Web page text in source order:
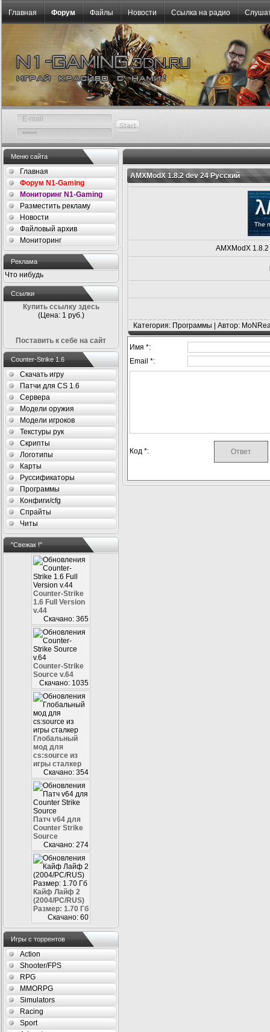
Главная Форум Файлы Новости Ссылка на радио
Меню сайта
Главная
Форум N1-Gaming
Мониторинг N1-Gaming
Разместить рекламу
Новости
Файловый архив
Мониторинг
Реклама
Что нибудь
Ссылки
Купить ссылку здесь
(Цена: 1 руб.)
Поставить к себе на сайт
Counter-Strike 1.6
Скачать игру
Патчи для CS 1.6
Сервера
Модели оружия
Модели игроков
Текстуры рук
Скрипты
Логотипы
Карты
Руссификаторы
Программы
Конфиги/cfg
Спрайты
Читы
"Свежак !"
Counter-Strike
1.6 Full Version
v.44
Скачано: 365
Counter-Strike
Source v.64
Скачано: 1035
Глобальный
мод для
cs:source из
игры сталкер
Скачано: 354
Патч v64 для
Counter Strike
Source
Скачано: 274
Кайф Лайф 2
(2004/PC/RUS)
Размер: 1.70 Гб
Скачано: 60
Игры с торрентов
Action
Shooter/FPS
RPG
MMORPG
Simulators
Racing
Sport
AMXModX 1.8.2 dev 24 Русский
AMXModX
Категория: Программы | Автор:
Имя *:
Email *:
Код *: